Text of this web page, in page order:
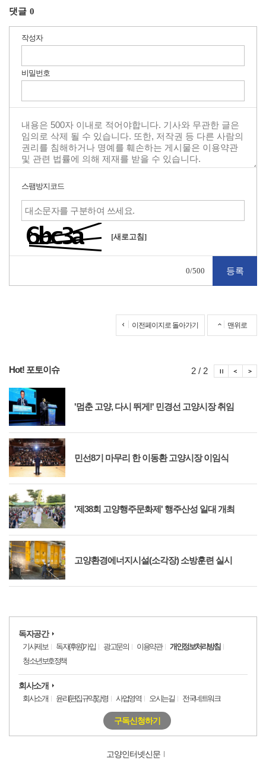
댓글 0
작성자
비밀번호
스팸방지코드
[새로고침]
0/500
이전페이지로 돌아가기 맨위로
Hot! 포토이슈
'멈춘 고양, 다시 뛰게!' 민경선 고양시장 취임
민선8기 마무리 한 이동환 고양시장 이임식
'제38회 고양행주문화제' 행주산성 일대 개최
고양환경에너지시설(소각장) 소방훈련 실시
2 / 2 포
포토이
독자공간
기사제보 독자(후원)가입 광고문의 이용약관
개인정보처리방침
청소년보호정책
회사소개
회사소개 윤리(편집규약)강령 사업영역 오시는길 전국네트워크
구독신청하기
고양인터넷신문